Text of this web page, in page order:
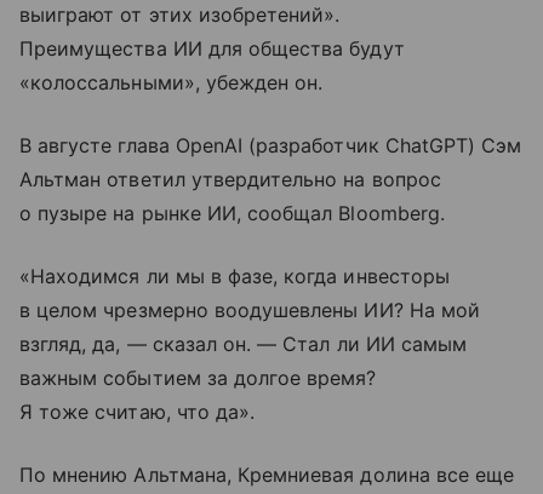
выиграют от этих изобретений».
Преимущества ИИ для общества будут
«колоссальными», убежден он.
В августе глава OpenAI (разработчик ChatGPT) Сэм
Альтман ответил утвердительно на вопрос
о пузыре на рынке ИИ, сообщал Bloomberg.
«Находимся ли мы в фазе, когда инвесторы
в целом чрезмерно воодушевлены ИИ? На мой
взгляд, да, — сказал он. — Стал ли ИИ самым
важным событием за долгое время?
Я тоже считаю, что да».
По мнению Альтмана, Кремниевая долина все еще